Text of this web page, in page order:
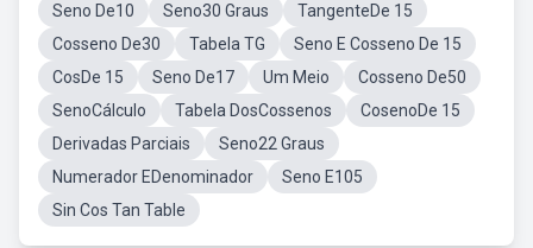
Seno De10 Seno30 Graus
TangenteDe 15
Cosseno De30
Tabela TG
Seno E Cosseno De 15
CosDe 15
Seno De17 Um Meio
Cosseno De50
SenoCálculo
Tabela DosCossenos
CosenoDe 15
Derivadas Parciais
Seno22 Graus
Numerador EDenominador
Seno E105
Sin Cos Tan Table